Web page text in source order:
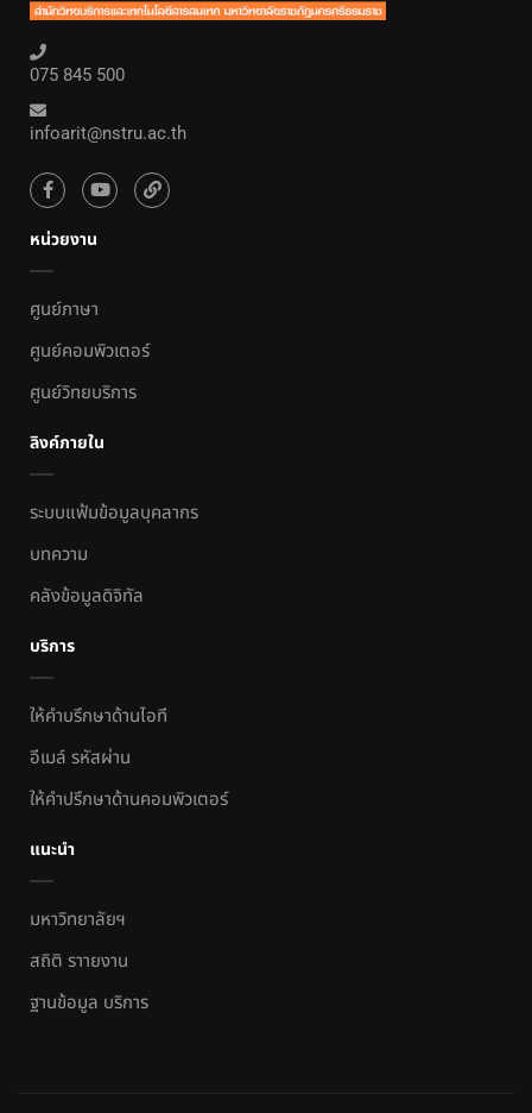
075 845 500
infoarit@nstru.ac.th
หน่วยงาน
ศูนย์ภาษา
ศูนย์คอมพิวเตอร์
ศูนย์วิทยบริการ
ลิงค์ภายใน
ระบบแฟ้มข้อมูลบุคลากร
บทความ
คลังข้อมูลดิจิทัล
บริการ
ให้คำบรึกษาด้านไอที
อีเมล์ รหัสผ่าน
ให้คำปรึกษาด้านคอมพิวเตอร์
แนะนำ
มหาวิทยาลัยฯ
สถิติ ราายงาน
ฐานข้อมูล บริการ